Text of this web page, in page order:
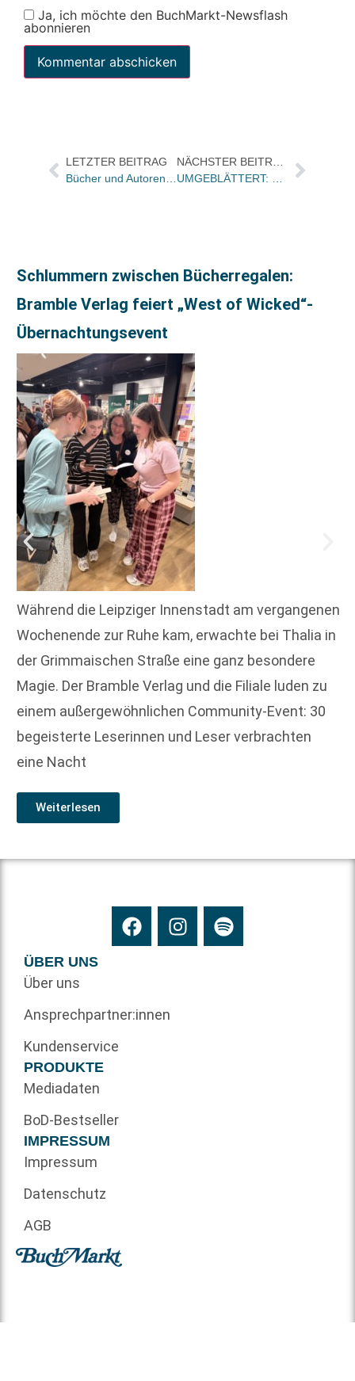
Ja, ich möchte den BuchMarkt-Newsflash
abonnieren
LETZTER BEITRAG
Schlummern zwischen Bücherregalen:
Bramble Verlag feiert „West of Wicked“-
Übernachtungsevent
Während die Leipziger Innenstadt am vergangenen
Wochenende zur Ruhe kam, erwachte bei Thalia in
der Grimmaischen Straße eine ganz besondere
Magie. Der Bramble Verlag und die Filiale luden zu
einem außergewöhnlichen Community-Event: 30
begeisterte Leserinnen und Leser verbrachten
eine Nacht
Weiterlesen
ÜBER UNS
Über uns
Ansprechpartner:innen
Kundenservice
PRODUKTE
Mediadaten
BoD-Bestseller
IMPRESSUM
Impressum
Datenschutz
AGB